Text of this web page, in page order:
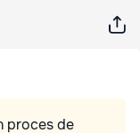
proces de